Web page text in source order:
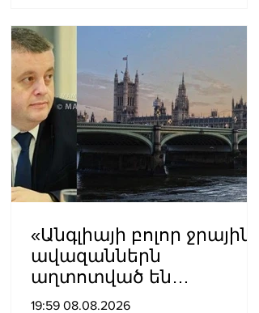
«Անգլիայի բոլոր ջրային
ավազաններն
աղտոտված են
թունավոր քիմիական
19:59 08.08.2026